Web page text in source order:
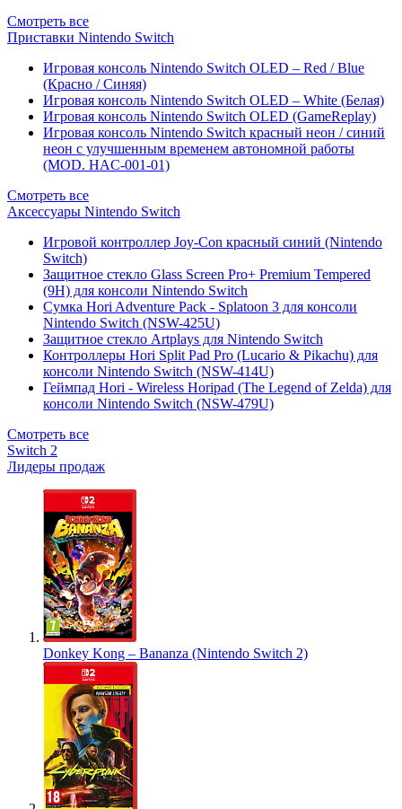
Смотреть все
Приставки Nintendo Switch
Игровая консоль Nintendo Switch OLED – Red / Blue
(Красно / Синяя)
Игровая консоль Nintendo Switch OLED – White (Белая)
Игровая консоль Nintendo Switch OLED (GameReplay)
Игровая консоль Nintendo Switch красный неон / синий
неон с улучшенным временем автономной работы
(MOD. HAC-001-01)
Смотреть все
Аксессуары Nintendo Switch
Игровой контроллер Joy-Con красный синий (Nintendo
Switch)
Защитное стекло Glass Screen Pro+ Premium Tempered
(9H) для консоли Nintendo Switch
Сумка Hori Adventure Pack - Splatoon 3 для консоли
Nintendo Switch (NSW-425U)
Защитное стекло Artplays для Nintendo Switch
Контроллеры Hori Split Pad Pro (Lucario & Pikachu) для
консоли Nintendo Switch (NSW-414U)
Геймпад Hori - Wireless Horipad (The Legend of Zelda) для
консоли Nintendo Switch (NSW-479U)
Смотреть все
Switch 2
Лидеры продаж
Donkey Kong – Bananza (Nintendo Switch 2)